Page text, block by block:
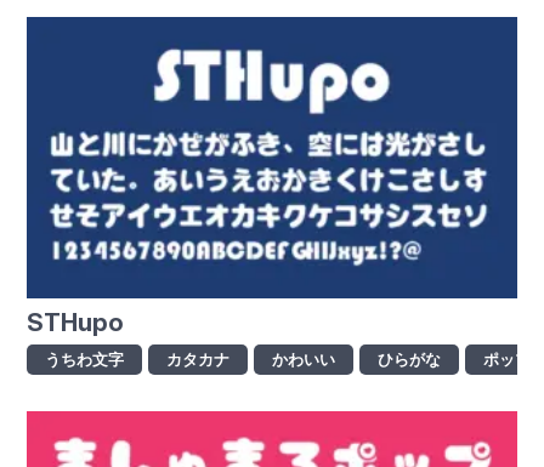
STHupo
うちわ文字 カタカナ かわいい ひらがな ポップ